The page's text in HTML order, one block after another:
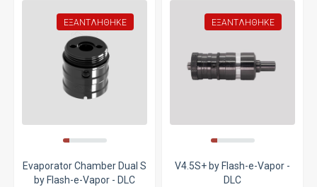
ΕΞΑΝΤΛΉΘΗΚΕ
Evaporator Chamber Dual S
by Flash-e-Vapor - DLC
ΕΞΑΝΤΛΉΘΗΚΕ
V4.5S+ by Flash-e-Vapor -
DLC